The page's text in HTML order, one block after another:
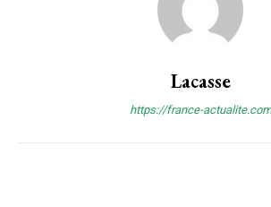
Lacasse
https://france-actualite.com